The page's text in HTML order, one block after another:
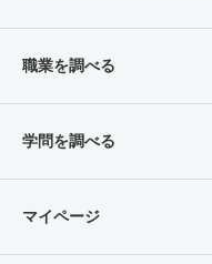
職業を調べる
学問を調べる
マイページ